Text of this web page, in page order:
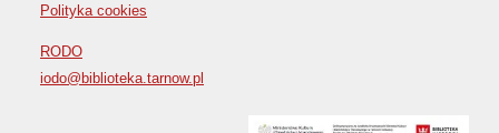
Polityka cookies
RODO
iodo@biblioteka.tarnow.pl